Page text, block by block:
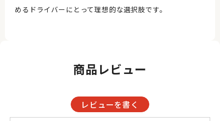
めるドライバーにとって理想的な選択肢です。
商品レビュー
レビューを書く